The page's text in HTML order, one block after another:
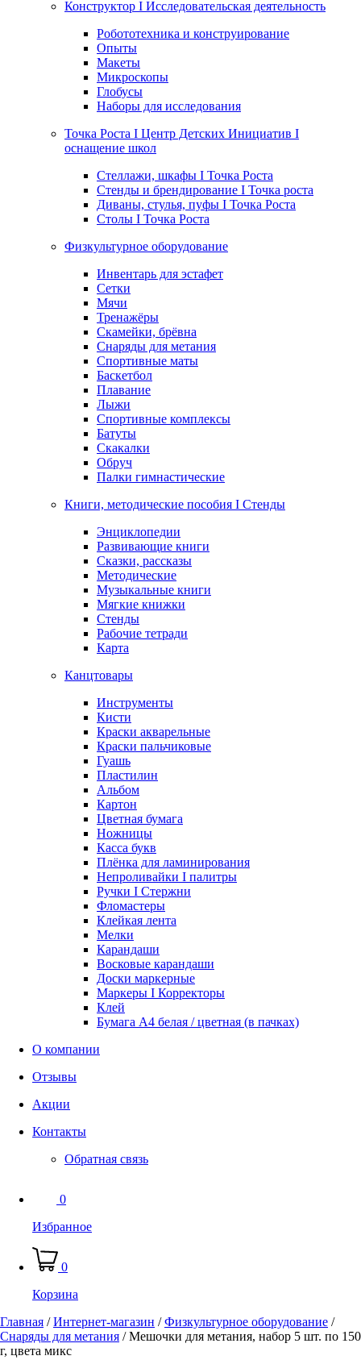
Конструктор I Исследовательская деятельность
Робототехника и конструирование
Опыты
Макеты
Микроскопы
Глобусы
Наборы для исследования
Точка Роста I Центр Детских Инициатив I
оснащение школ
Стеллажи, шкафы I Точка Роста
Стенды и брендирование I Точка роста
Диваны, стулья, пуфы I Точка Роста
Столы I Точка Роста
Физкультурное оборудование
Инвентарь для эстафет
Сетки
Мячи
Тренажёры
Скамейки, брёвна
Снаряды для метания
Спортивные маты
Баскетбол
Плавание
Лыжи
Спортивные комплексы
Батуты
Скакалки
Обруч
Палки гимнастические
Книги, методические пособия I Стенды
Энциклопедии
Развивающие книги
Сказки, рассказы
Методические
Музыкальные книги
Мягкие книжки
Стенды
Рабочие тетради
Карта
Канцтовары
Инструменты
Кисти
Краски акварельные
Краски пальчиковые
Гуашь
Пластилин
Альбом
Картон
Цветная бумага
Ножницы
Касса букв
Плёнка для ламинирования
Непроливайки I палитры
Ручки I Стержни
Фломастеры
Клейкая лента
Мелки
Карандаши
Восковые карандаши
Доски маркерные
Маркеры I Корректоры
Клей
Бумага А4 белая / цветная (в пачках)
О компании
Отзывы
Акции
Контакты
Обратная связь
0
Избранное
0
Корзина
Главная /Интернет-магазин /Физкультурное оборудование /
Снаряды для метания /Мешочки для метания, набор 5 шт. по 150
г, цвета микс